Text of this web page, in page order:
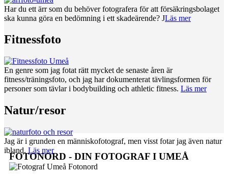
Har du ett ärr som du behöver fotografera för att försäkringsbolaget
ska kunna göra en bedömning i ett skadeärende? JLäs mer
Fitnessfoto
En genre som jag fotat rätt mycket de senaste åren är
fitness/träningsfoto, och jag har dokumenterat tävlingsformen för
personer som tävlar i bodybuilding och athletic fitness. Läs mer
Natur/resor
Jag är i grunden en människofotograf, men visst fotar jag även natur
ibland. Läs mer
FOTONORD - DIN FOTOGRAF I UMEÅ